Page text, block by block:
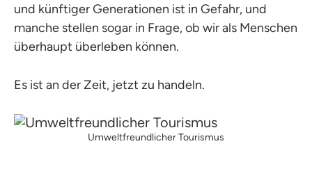
und künftiger Generationen ist in Gefahr, und
manche stellen sogar in Frage, ob wir als Menschen
überhaupt überleben können.
Es ist an der Zeit, jetzt zu handeln.
Umweltfreundlicher Tourismus